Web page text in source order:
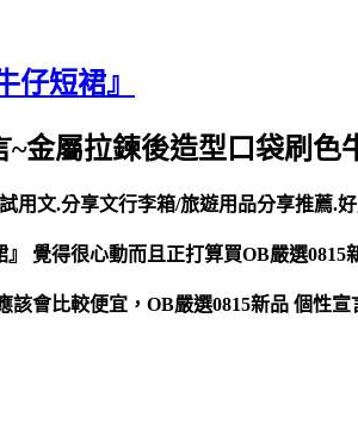
仔短裙』
金屬拉鍊後造型口袋刷色
用文.分享文行李箱/旅遊用品分享推薦.
覺得很心動而且正打算買OB嚴選0815
會比較便宜，OB嚴選0815新品 個性